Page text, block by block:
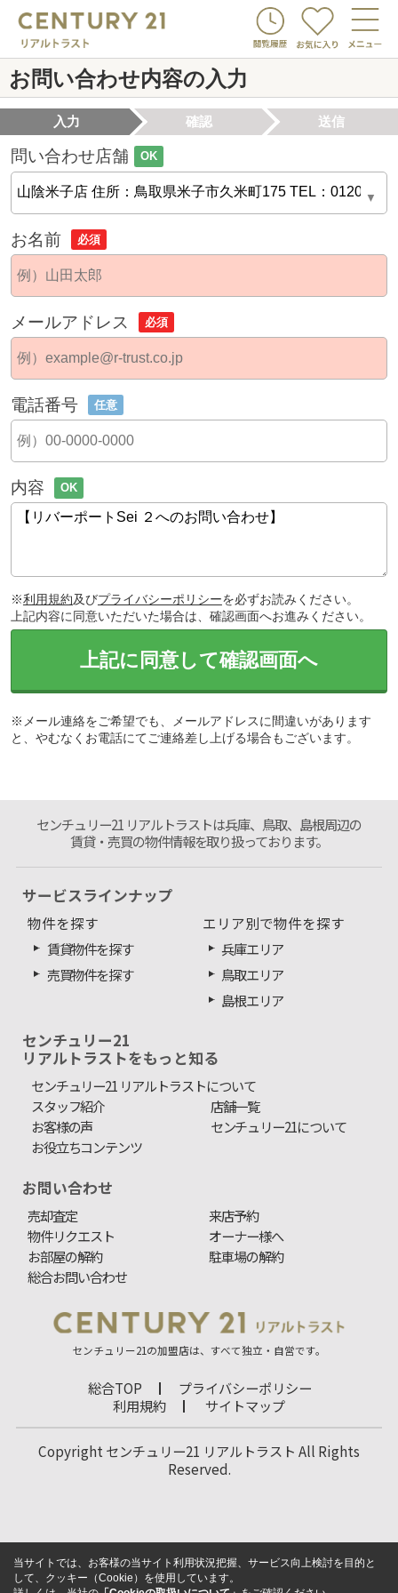
お問い合わせ内容の入力
入力 確認 送信
問い合わせ店舗 OK
お名前 必須
メールアドレス 必須
電話番号 任意
内容 OK
※利用規約及びプライバシーポリシーを必ずお読みください。
上記内容に同意いただいた場合は、確認画面へお進みください。
上記に同意して確認画面へ
※メール連絡をご希望でも、メールアドレスに間違いがあります
と、やむなくお電話にてご連絡差し上げる場合もございます。
センチュリー21 リアルトラストは兵庫、鳥取、島根周辺の
賃貸・売買の物件情報を取り扱っております。
サービスラインナップ
物件を探す
賃貸物件を探す
売買物件を探す
エリア別で物件を探す
兵庫エリア
鳥取エリア
島根エリア
センチュリー21
リアルトラストをもっと知る
センチュリー21 リアルトラストについて
スタッフ紹介
店舗一覧
お客様の声
センチュリー21について
お役立ちコンテンツ
お問い合わせ
売却査定
来店予約
物件リクエスト
オーナー様へ
お部屋の解約
駐車場の解約
総合お問い合わせ
センチュリー21の加盟店は、すべて独立・自営です。
総合TOP
プライバシーポリシー
利用規約
サイトマップ
Copyright センチュリー21 リアルトラスト All Rights
Reserved.
当サイトでは、お客様の当サイト利用状況把握、サービス向上検討を目的と
して、クッキー（Cookie）を使用しています。